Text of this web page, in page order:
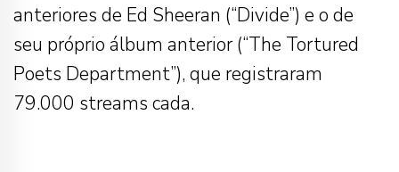
anteriores de Ed Sheeran (“Divide”) e o de
seu próprio álbum anterior (“The Tortured
Poets Department”), que registraram
79.000 streams cada.